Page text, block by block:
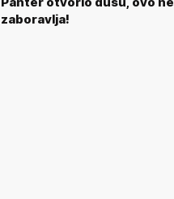
zaboravlja!